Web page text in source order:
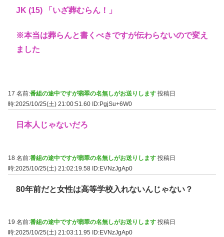
JK (15) 「いざ葬むらん！」
※本当は葬らんと書くべきですが伝わらないので変え
ました
17 名前:番組の途中ですが翡翠の名無しがお送りします 投稿日
時:2025/10/25(土) 21:00:51.60 ID:PgjSu+6W0
日本人じゃないだろ
18 名前:番組の途中ですが翡翠の名無しがお送りします 投稿日
時:2025/10/25(土) 21:02:19.58 ID:EVNzJgAp0
80年前だと女性は高等学校入れないんじゃない？
19 名前:番組の途中ですが翡翠の名無しがお送りします 投稿日
時:2025/10/25(土) 21:03:11.95
ID:EVNzJgAp0